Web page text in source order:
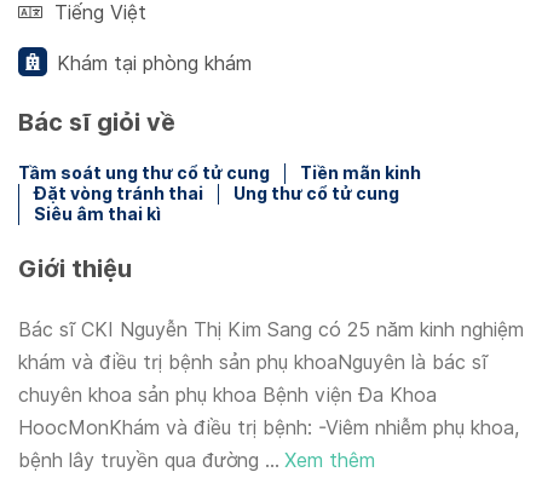
Tiếng Việt
Khám tại phòng khám
Bác sĩ giỏi về
Tầm soát ung thư cổ tử cung
Tiền mãn kinh
Đặt vòng tránh thai
Ung thư cổ tử cung
Siêu âm thai kì
Giới thiệu
Bác sĩ CKI Nguyễn Thị Kim Sang có 25 năm kinh nghiệm
khám và điều trị bệnh sản phụ khoaNguyên là bác sĩ
chuyên khoa sản phụ khoa Bệnh viện Đa Khoa
HoocMonKhám và điều trị bệnh: -Viêm nhiễm phụ khoa,
bệnh lây truyền qua đường ... Xem thêm